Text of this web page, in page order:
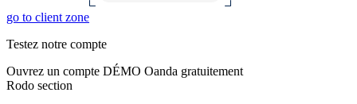
go to client zone
Testez notre compte
Ouvrez un compte DÉMO Oanda gratuitement
Rodo section